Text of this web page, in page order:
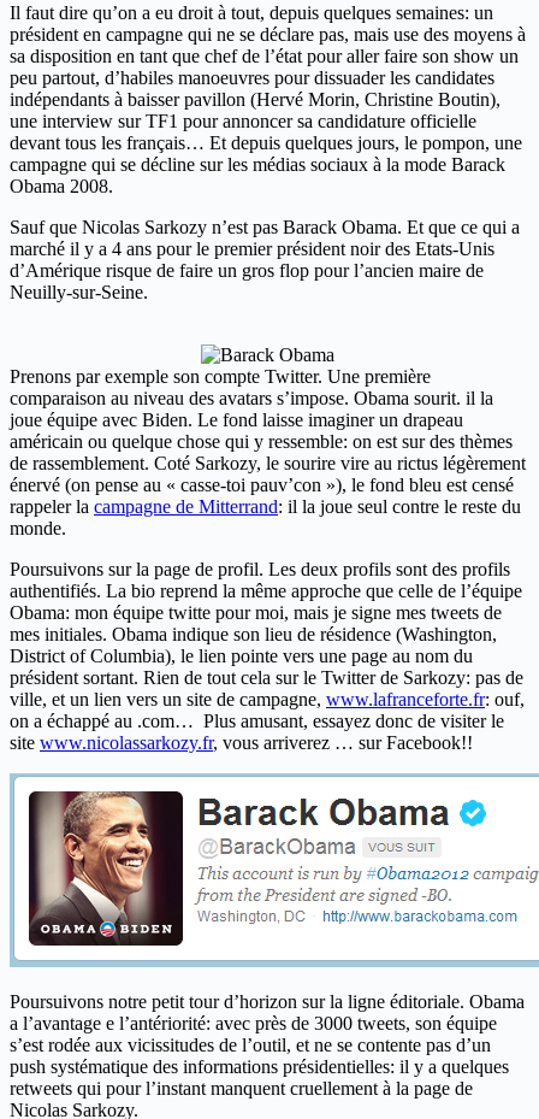
Il faut dire qu’on a eu droit à tout, depuis quelques semaines: un
président en campagne qui ne se déclare pas, mais use des moyens à
sa disposition en tant que chef de l’état pour aller faire son show un
peu partout, d’habiles manoeuvres pour dissuader les candidates
indépendants à baisser pavillon (Hervé Morin, Christine Boutin),
une interview sur TF1 pour annoncer sa candidature officielle
devant tous les français… Et depuis quelques jours, le pompon, une
campagne qui se décline sur les médias sociaux à la mode Barack
Obama 2008.
Sauf que Nicolas Sarkozy n’est pas Barack Obama. Et que ce qui a
marché il y a 4 ans pour le premier président noir des Etats-Unis
d’Amérique risque de faire un gros flop pour l’ancien maire de
Neuilly-sur-Seine.
Prenons par exemple son compte Twitter. Une première
comparaison au niveau des avatars s’impose. Obama sourit. il la
joue équipe avec Biden. Le fond laisse imaginer un drapeau
américain ou quelque chose qui y ressemble: on est sur des thèmes
de rassemblement. Coté Sarkozy, le sourire vire au rictus légèrement
énervé (on pense au « casse-toi pauv’con »), le fond bleu est censé
rappeler la campagne de Mitterrand: il la joue seul contre le reste du
monde.
Poursuivons sur la page de profil. Les deux profils sont des profils
authentifiés. La bio reprend la même approche que celle de l’équipe
Obama: mon équipe twitte pour moi, mais je signe mes tweets de
mes initiales. Obama indique son lieu de résidence (Washington,
District of Columbia), le lien pointe vers une page au nom du
président sortant. Rien de tout cela sur le Twitter de Sarkozy: pas de
ville, et un lien vers un site de campagne, www.lafranceforte.fr: ouf,
on a échappé au .com… Plus amusant, essayez donc de visiter le
site www.nicolassarkozy.fr, vous arriverez … sur Facebook!!
Poursuivons notre petit tour d’horizon sur la ligne éditoriale. Obama
a l’avantage e l’antériorité: avec près de 3000 tweets, son équipe
s’est rodée aux vicissitudes de l’outil, et ne se contente pas d’un
push systématique des informations présidentielles: il y a quelques
retweets qui pour l’instant manquent cruellement à la page de
Nicolas Sarkozy.